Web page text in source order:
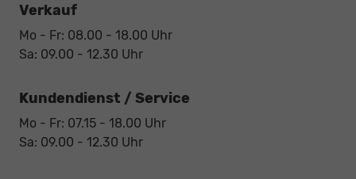
Verkauf
Mo - Fr: 08.00 - 18.00 Uhr
Sa: 09.00 - 12.30 Uhr
Kundendienst / Service
Mo - Fr: 07.15 - 18.00 Uhr
Sa: 09.00 - 12.30 Uhr